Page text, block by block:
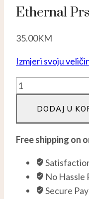
Ethernal
35.00KM
Izmjeri svoju
Ethernal
prsten
Srebro
925
DODAJ U
Free shipping on
No Hassle
Secure